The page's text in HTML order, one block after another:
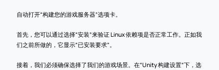
自动打开“构建您的游戏服务器”选项卡。
首先，您可以通过选择“安装”来验证 Linux 依赖项是否正常工作。正如我
们之前所做的，它显示“已安装要求”。
接着，我们必须确保选择了我们的游戏场景。在“Unity 构建设置”下，选